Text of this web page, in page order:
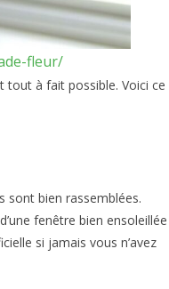
fleur/
tout à fait possible. Voici ce
sont bien rassemblées.
fenêtre bien ensoleillée
si jamais vous n’avez